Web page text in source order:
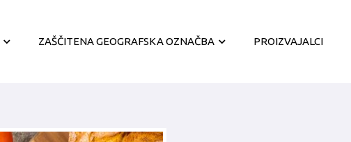
ZAŠČITENA GEOGRAFSKA OZNAČBA
Geografsko območje predelave
PROIZVAJALCI